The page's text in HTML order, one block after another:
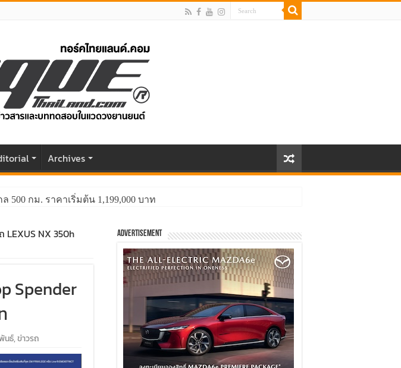
Archives
500 กม. ราคาเริ่มต้น 1,199,000 บาท
LEXUS NX 350h
Spender
นธ์,ข่าวรถ
Advertisement